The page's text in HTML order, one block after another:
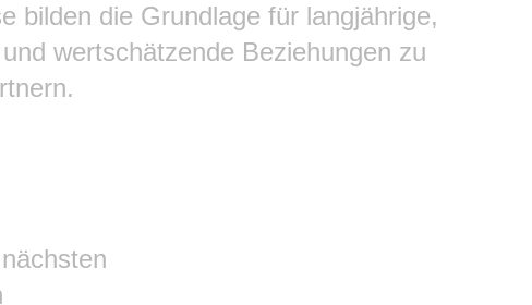
bilden die Grundlage für langjährige,
wertschätzende Beziehungen zu